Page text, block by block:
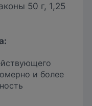
50 г, 1,25
:
и более